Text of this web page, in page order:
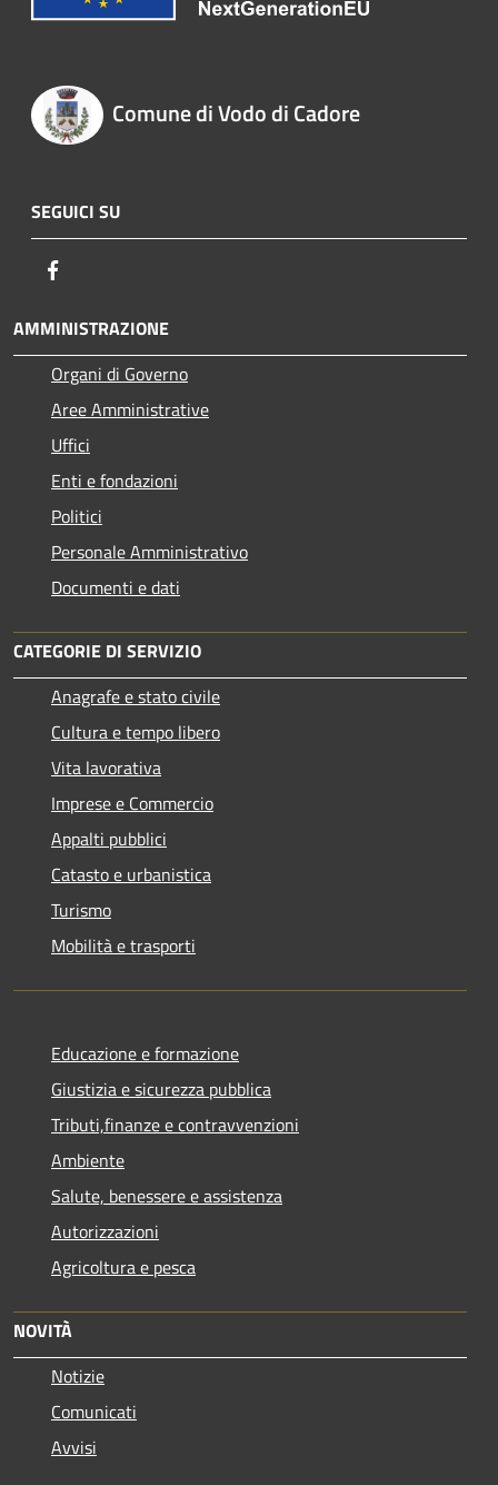
Comune di Vodo di Cadore
SEGUICI SU
AMMINISTRAZIONE
Organi di Governo
Aree Amministrative
Uffici
Enti e fondazioni
Politici
Personale Amministrativo
Documenti e dati
CATEGORIE DI SERVIZIO
Anagrafe e stato civile
Cultura e tempo libero
Vita lavorativa
Imprese e Commercio
Appalti pubblici
Catasto e urbanistica
Turismo
Mobilità e trasporti
Educazione e formazione
Giustizia e sicurezza pubblica
Tributi,finanze e contravvenzioni
Ambiente
Salute, benessere e assistenza
Autorizzazioni
Agricoltura e pesca
NOVITÀ
Notizie
Comunicati
Avvisi